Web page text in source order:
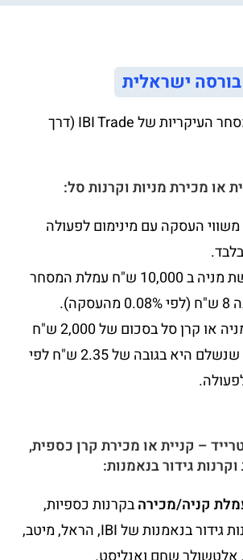
אלו הן עמלות המסחר העיקריות של IBI Trade (דרך
עמלה של 0.08% משווי העסקה עם מינימום לפעולה
לדוגמה בעת רכישת מניה ב 10,000 ש"ח עמלת המסחר
מנגד אם נרכוש מניה או קרן סל בסכום של 2,000 ש"ח
אז עמלת המסחר שנשלם היא בגובה של 2.35 ש"ח לפי
– קניית או מכירת קרן כספית,
גידור בנאמנות:
קניה/מכירהבקרנות כספיות,
מסורתיות וקרנות גידור בנאמנות של IBI, הראל, מיטב,